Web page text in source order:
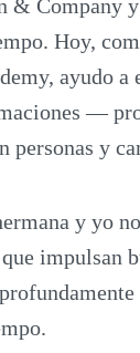
& Company
Hoy,
ayudo a
—
personas y
y yo
impulsan